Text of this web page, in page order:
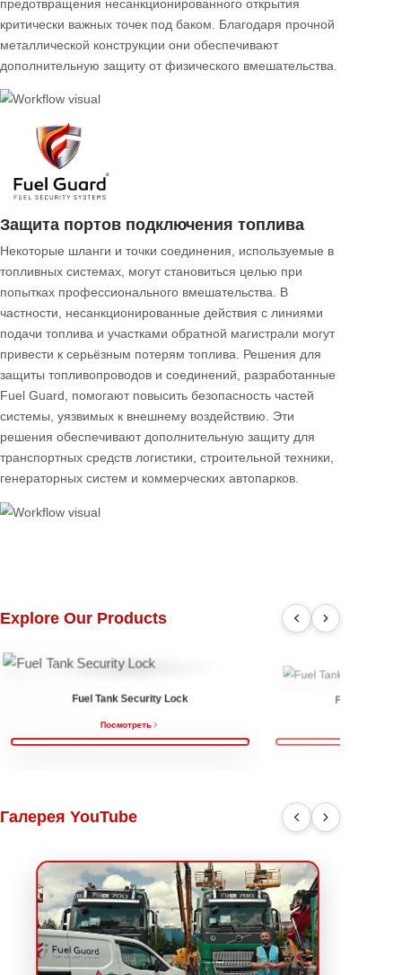
специальным защитным решениям, разработанным для
зоны поплавка. Это обеспечивает защиту не только
топлива, но и системы измерения уровня топлива
автомобиля.
Защита альтернативной сливной пробки
Сливные пробки, расположенные в нижней части
топливных баков, могут использоваться
злоумышленниками для быстрого слива топлива. Этот
риск особенно высок для транспортных средств на
строительных площадках, генераторов, строительной
техники и тяжёлых транспортных средств,
припаркованных на длительный период. Системы
защиты сливной пробки Fuel Guard разработаны для
предотвращения несанкционированного открытия
критически важных точек под баком. Благодаря прочной
Защита портов подключения топлива
частности, несанкционированные действия с линиями
привести к серьёзным потерям топлива. Решения для
защиты топливопроводов и соединений, разработанные
Fuel Guard, помогают повысить безопасность частей
системы, уязвимых к внешнему воздействию. Эти
решения обеспечивают дополнительную защиту для